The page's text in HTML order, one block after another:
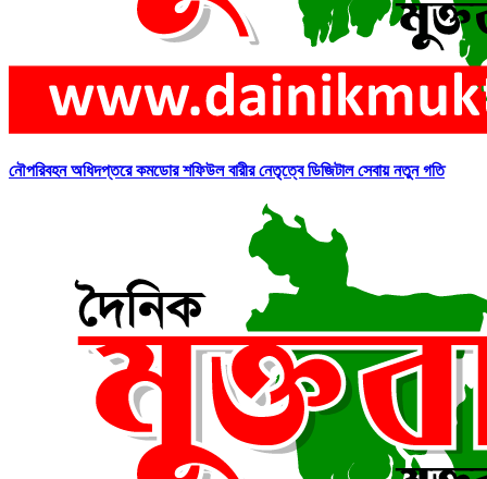
নৌপরিবহন অধিদপ্তরে কমডোর শফিউল বারীর নেতৃত্বে ডিজিটাল সেবায় নতুন গতি